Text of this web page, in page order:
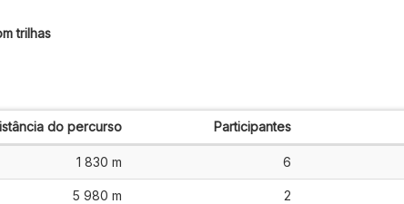
trilhas
do percurso Participantes
1 830 m 6
5 980 m 2